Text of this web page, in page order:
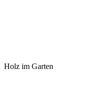
Holz im Garten